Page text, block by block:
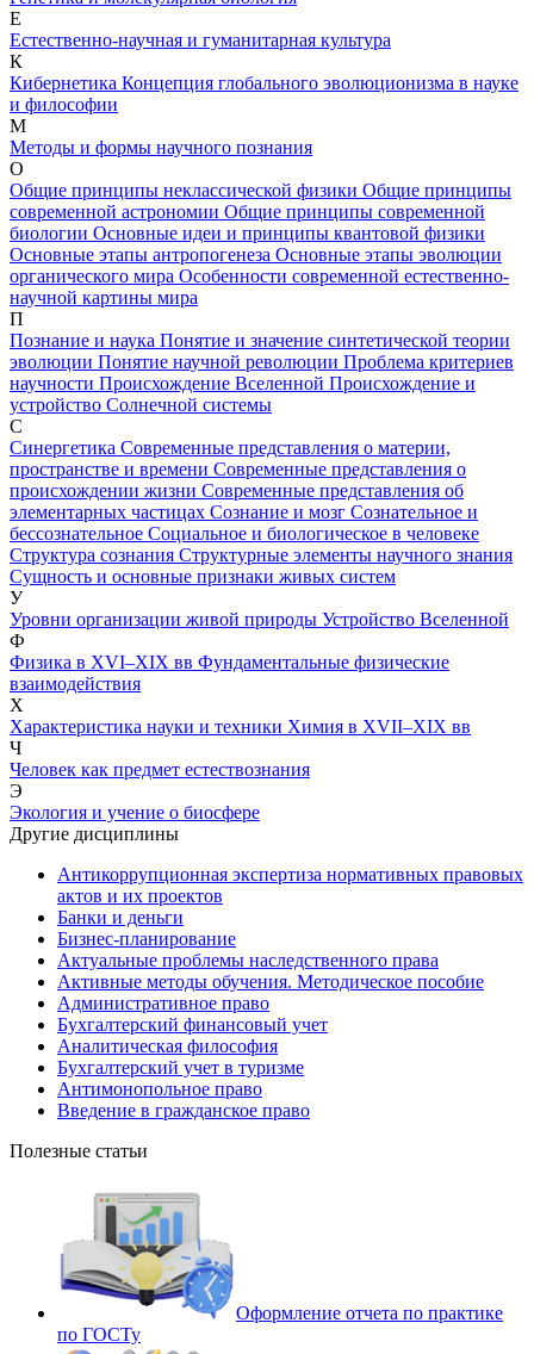
Е
Естественно-научная и гуманитарная культура
К
Кибернетика Концепция глобального эволюционизма в науке
и философии
М
Методы и формы научного познания
О
Общие принципы неклассической физики Общие принципы
современной астрономии Общие принципы современной
биологии Основные идеи и принципы квантовой физики
Основные этапы антропогенеза Основные этапы эволюции
органического мира Особенности современной естественно-
научной картины мира
П
Познание и наука Понятие и значение синтетической теории
эволюции Понятие научной революции Проблема критериев
научности Происхождение Вселенной Происхождение и
устройство Солнечной системы
С
Синергетика Современные представления о материи,
пространстве и времени Современные представления о
происхождении жизни Современные представления об
элементарных частицах Сознание и мозг Сознательное и
бессознательное Социальное и биологическое в человеке
Структура сознания Структурные элементы научного знания
Сущность и основные признаки живых систем
У
Уровни организации живой природы Устройство Вселенной
Ф
Физика в XVI–XIX вв Фундаментальные физические
взаимодействия
Х
Характеристика науки и техники Химия в XVII–XIX вв
Ч
Человек как предмет естествознания
Э
Экология и учение о биосфере
Другие дисциплины
Антикоррупционная экспертиза нормативных правовых
актов и их проектов
Банки и деньги
Бизнес-планирование
Актуальные проблемы наследственного права
Активные методы обучения. Методическое пособие
Административное право
Бухгалтерский финансовый учет
Аналитическая философия
Бухгалтерский учет в туризме
Антимонопольное право
Введение в гражданское право
Полезные статьи
Оформление отчета по практике
по ГОСТу